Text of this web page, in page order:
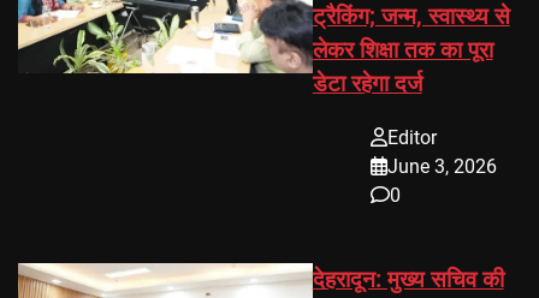
ट्रैकिंग; जन्म, स्वास्थ्य से
लेकर शिक्षा तक का पूरा
डेटा रहेगा दर्ज
Editor
June 3, 2026
0
देहरादून: मुख्य सचिव की